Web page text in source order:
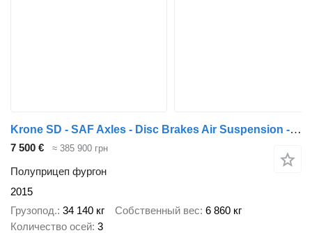
Krone SD - SAF Axles - Disc Brakes Air Suspension - Aluminium Side Pan
7 500 € ≈ 385 900 грн
Полуприцеп фургон
2015
Грузопод. 34 140 кг Собственный вес 6 860 кг
Количество осей 3